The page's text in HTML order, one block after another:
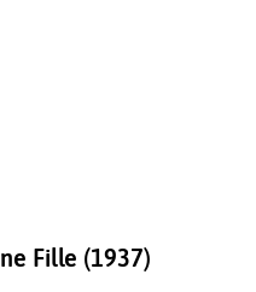
Fille (1937)